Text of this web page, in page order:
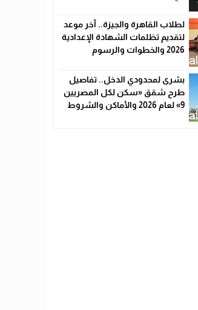
لطلاب القاهرة والجيزة.. آخر موعد
لتقديم تظلمات الشهادة الإعدادية
2026 والخطوات والرسوم
بشرى لمحدودي الدخل.. تفاصيل
طرح شقق «سكن لكل المصريين
9» لعام 2026 والأماكن والشروط